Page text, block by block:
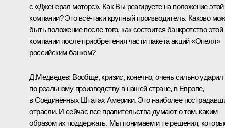
с «Дженерал моторс». Как Вы реагируете на положение этой
компании? Это всё‑таки крупный производитель. Каково
быть положение после того, как состоится банкротство этой
компании после приобретения части пакета акций «Опеля»
российским банком?
Д.Медведев: Вообще, кризис, конечно, очень сильно ударил
по реальному производству в нашей стране, в Европе,
в Соединённых Штатах Америки. Это наиболее
отрасли. И сейчас все правительства думают о том, каким
образом их поддержать. Мы понимаем и те решения,